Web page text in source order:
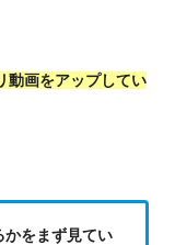
動画をアップしてい
かをまず見てい